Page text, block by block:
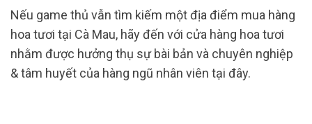
Nếu game thủ vẫn tìm kiếm một địa điểm mua hàng
hoa tươi tại Cà Mau, hãy đến với cửa hàng hoa tươi
nhằm được hưởng thụ sự bài bản và chuyên nghiệp
& tâm huyết của hàng ngũ nhân viên tại đây.